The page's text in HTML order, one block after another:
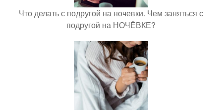
Что делать с подругой на ночевки. Чем заняться с
подругой на НОЧЁВКЕ?